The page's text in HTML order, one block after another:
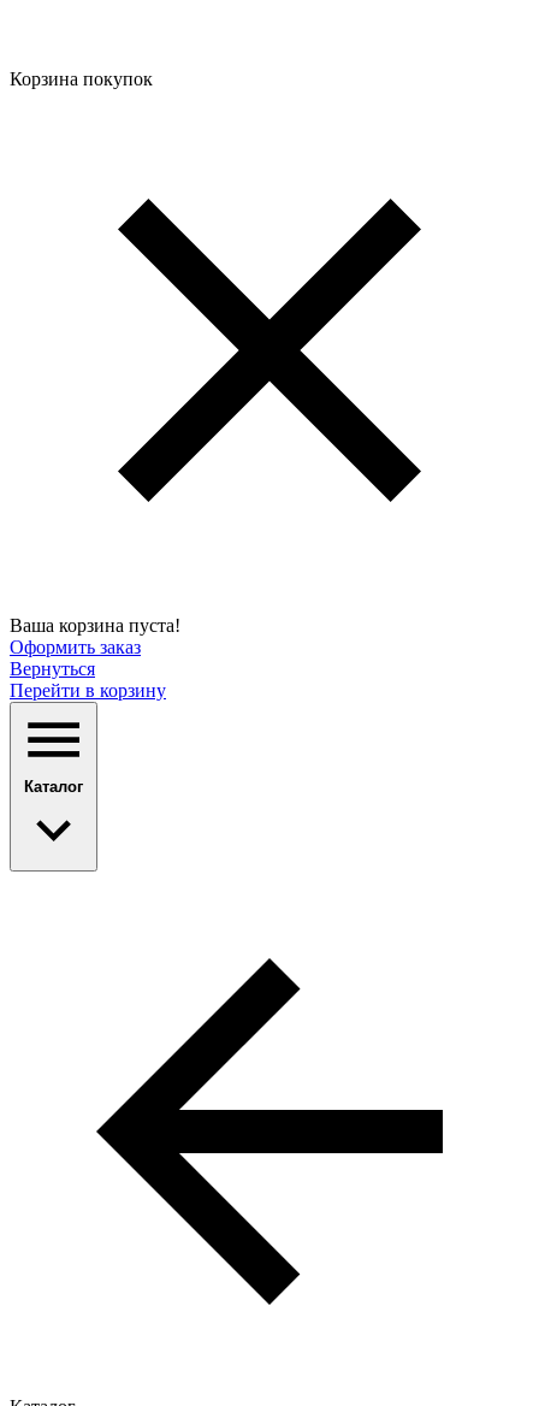
Корзина покупок
Ваша корзина пуста!
Оформить заказ
Вернуться
Перейти в корзину
Каталог